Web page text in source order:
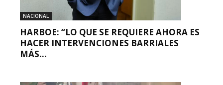
NACIONAL
HARBOE: “LO QUE SE REQUIERE AHORA ES
HACER INTERVENCIONES BARRIALES
MÁS...